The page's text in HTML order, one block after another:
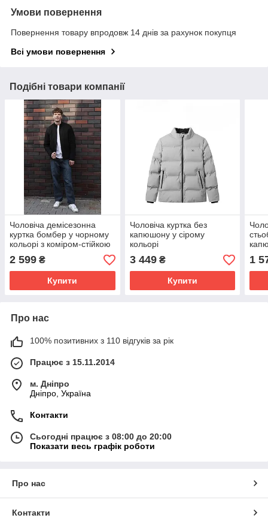
Умови повернення
Повернення товару впродовж 14 днів за рахунок покупця
Всі умови повернення
Подібні товари компанії
Чоловіча демісезонна
куртка бомбер у чорному
кольорі з коміром-стійкою
2 599 ₴
Купити
Чоловіча куртка без
капюшону у сірому
кольорі
3 449₴
Купити
1
Про нас
100% позитивних з 110 відгуків за рік
Працює з 15.11.2014
м. Дніпро
Дніпро, Україна
Контакти
Сьогодні працює з 08:00 до 20:00
Показати весь графік роботи
Про нас
Контакти